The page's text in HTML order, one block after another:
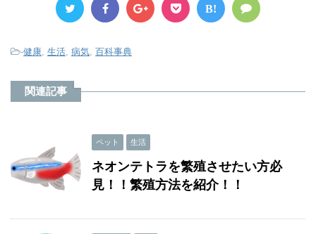
B!
-健康, 生活, 病気, 百科事典
関連記事
ペット 生活
ネオンテトラを繁殖させたい方必
見！！繁殖方法を紹介！！